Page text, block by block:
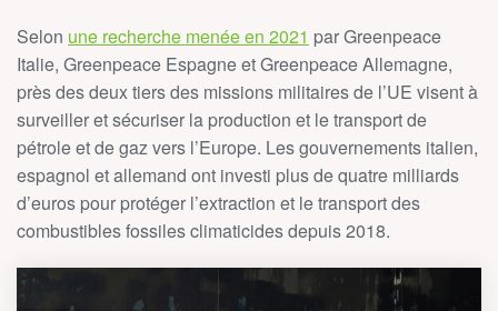
Selon une recherche menée en 2021 par Greenpeace
Italie, Greenpeace Espagne et Greenpeace Allemagne,
près des deux tiers des missions militaires de l’UE visent à
surveiller et sécuriser la production et le transport de
pétrole et de gaz vers l’Europe. Les gouvernements italien,
espagnol et allemand ont investi plus de quatre milliards
d’euros pour protéger l’extraction et le transport des
combustibles fossiles climaticides depuis 2018.